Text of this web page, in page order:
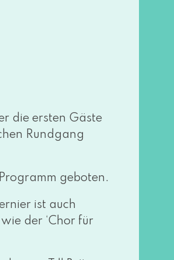
die ers­ten Gäste
Rundgang
geboten.
ist auch
der ‘Chor für